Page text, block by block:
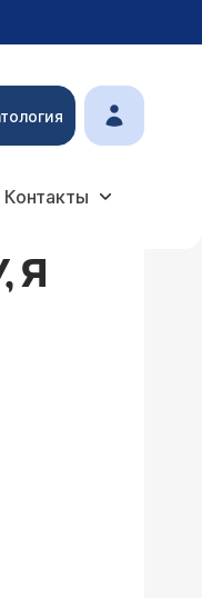
Контакты
Я